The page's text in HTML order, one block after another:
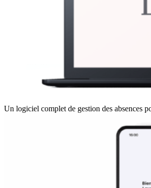
Un logiciel complet de gestion des absences